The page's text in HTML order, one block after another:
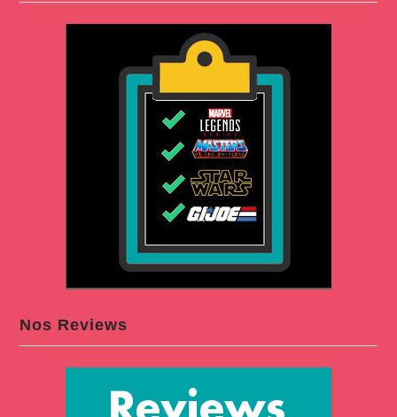
Nos Reviews